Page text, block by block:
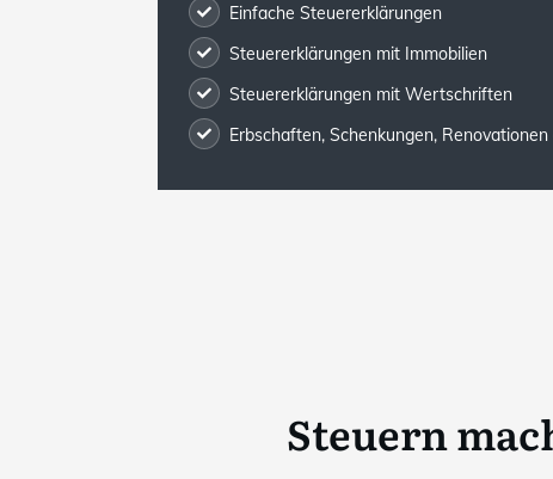
Einfache Steuererklärungen
Steuererklärungen mit Immobilien
Steuererklärungen mit Wertschriften
Erbschaften, Schenkungen, Renovationen
Steuern